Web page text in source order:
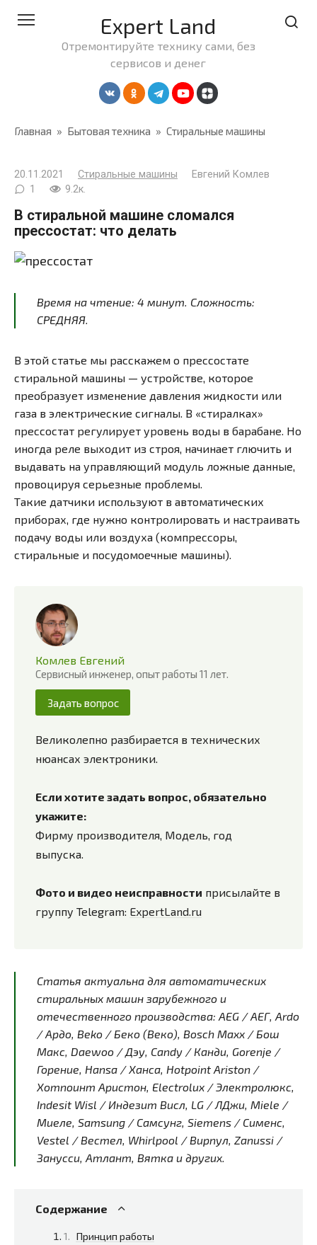
Expert Land
Отремонтируйте технику сами, без
сервисов и денег
Главная » Бытовая техника » Стиральные машины
20.11.2021 Стиральные машины
Евгений Комлев
1
9.2к.
В стиральной машине сломался
прессостат: что делать
Время на чтение: 4 минут . Сложность:
СРЕДНЯЯ.
В этой статье мы расскажем о прессостате
стиральной машины — устройстве, которое
преобразует изменение давления жидкости или
газа в электрические сигналы. В «стиралках»
прессостат регулирует уровень воды в барабане. Но
иногда реле выходит из строя, начинает глючить и
выдавать на управляющий модуль ложные данные,
провоцируя серьезные проблемы.
Такие датчики используют в автоматических
приборах, где нужно контролировать и настраивать
подачу воды или воздуха (компрессоры,
стиральные и посудомоечные машины).
Комлев Евгений
Сервисный инженер, опыт работы 11 лет.
Задать вопрос
Великолепно разбирается в технических
нюансах электроники.
Если хотите задать вопрос, обязательно
укажите:
Фирму производителя, Модель, год
выпуска.
Фото и видео неисправности присылайте в
группу Telegram: ExpertLand.ru
Статья актуальна для автоматических
стиральных машин зарубежного и
отечественного производства: AEG / АЕГ, Ardo
/ Ардо, Beko / Беко (Веко), Bosch Maxx / Бош
Макс, Daewoo / Дэу, Candy / Канди, Gorenje /
Горение, Hansa / Ханса, Hotpoint Ariston /
Хотпоинт Аристон, Electrolux / Электролюкс,
Indesit Wisl / Индезит Висл, LG / ЛДжи, Miele /
Миеле, Samsung / Самсунг, Siemens / Сименс,
Vestel / Вестел, Whirlpool / Вирпул, Zanussi /
Занусси, Атлант, Вятка и других.
Содержание
Принцип работы